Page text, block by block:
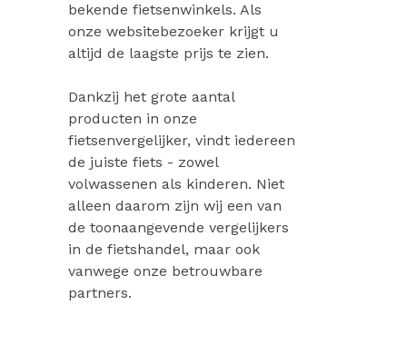
bekende fietsenwinkels. Als
onze websitebezoeker krijgt u
altijd de laagste prijs te zien.
Dankzij het grote aantal
producten in onze
fietsenvergelijker, vindt iedereen
de juiste fiets - zowel
volwassenen als kinderen. Niet
alleen daarom zijn wij een van
de toonaangevende vergelijkers
in de fietshandel, maar ook
vanwege onze betrouwbare
partners.